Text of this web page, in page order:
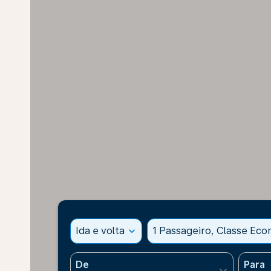
Ida e volta expand_more 1 Passageiro, Classe
De Para